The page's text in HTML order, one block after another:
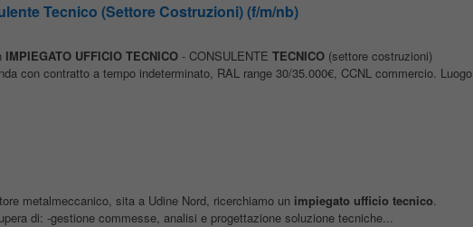
Tecnico (Settore Costruzioni) (f/m/nb)
IMPIEGATO UFFICIO TECNICO- CONSULENTE TECNICO(settore costruzioni)
con contratto a tempo indeterminato, RAL range 30/35.000€, CCNL commercio. Luogo
metalmeccanico, sita a Udine Nord, ricerchiamo un impiegato ufficio tecnico.
di: -gestione commesse, analisi e progettazione soluzione tecniche...